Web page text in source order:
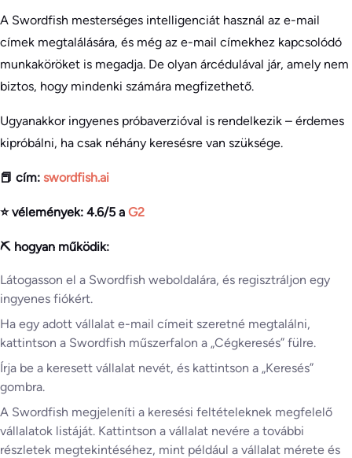
A Swordfish mesterséges intelligenciát használ az e-mail
címek megtalálására, és még az e-mail címekhez kapcsolódó
munkaköröket is megadja. De olyan árcédulával jár, amely nem
biztos, hogy mindenki számára megfizethető.
Ugyanakkor ingyenes próbaverzióval is rendelkezik – érdemes
kipróbálni, ha csak néhány keresésre van szüksége.
📕 cím: swordfish.ai
⭐ vélemények: 4.6/5 a G2
⛏️ hogyan működik:
Látogasson el a Swordfish weboldalára, és regisztráljon egy
ingyenes fiókért.
Ha egy adott vállalat e-mail címeit szeretné megtalálni,
kattintson a Swordfish műszerfalon a „Cégkeresés” fülre.
Írja be a keresett vállalat nevét, és kattintson a „Keresés”
gombra.
A Swordfish megjeleníti a keresési feltételeknek megfelelő
vállalatok listáját. Kattintson a vállalat nevére a további
részletek megtekintéséhez, mint például a vállalat mérete és